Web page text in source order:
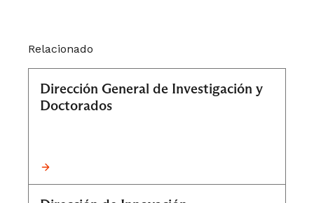
Relacionado
Dirección General de Investigación y
Doctorados